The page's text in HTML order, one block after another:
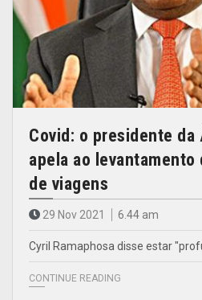
Covid: o presidente da
apela ao
de viagens
29 Nov 2021 6.44 am
Cyril Ramaphosa disse estar
CONTINUE READING